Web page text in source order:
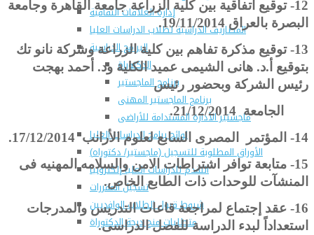
إدارة العلاقات الثقافية
المصاريف الدراسية لطلاب الدراسات العليا
البرامج الدراسية
الدكتوراة
برنامج الماجستير
برنامج الماجستير المهنى
ماجستير الأدارة المستدامة للأراضى
لوائح برامج الدراسات العليا
(الأوراق المطلوبة للتسجيل (ماجستير/ دكتوراه
التقدم للدراسات العليا إلكترونيا
تسجيل المقررات
شروط قبول الطلاب الوافديين
متطلبات منح درجة الدكتوراة
12- توقيع اتفاقية بين كلية الزراعة جامعة القاهرة وجامعة
البصرة بالعراق 19/11/2014.
13- توقيع مذكرة تفاهم بين كلية الزراعة وشركة نانو تك
بتوقيع أ.د. هانى الشيمى عميد الكلية ود. أحمد بهجت
رئيس الشركة وبحضور رئيس
الجامعة 21/12/2014.
14-
المؤتمر المصرى السابع لعلوم الأرانب 17/12/2014.
15- متابعة توافر اشتراطات الامن والسلامه المهنيه فى
المنشآت للوحدات ذات الطابع الخاص.
16- عقد إجتماع لمراجعة قاعات التدريس والمدرجات
استعداداً لبدء الدراسة للفصل الدراسى.